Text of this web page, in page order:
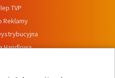
TVP
Reklamy
Handlowa